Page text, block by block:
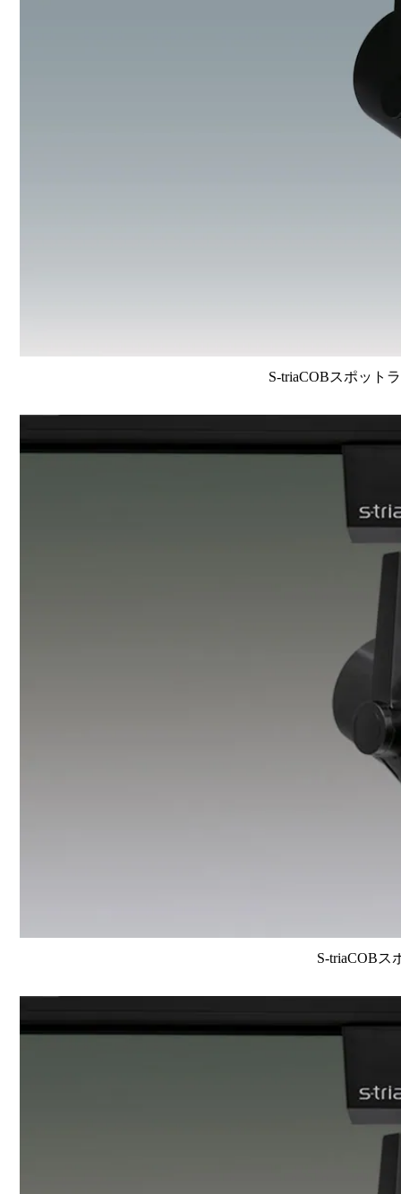
S-triaCOBスポット
S-triaCOBス